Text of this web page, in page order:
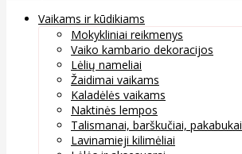
Vaikams ir kūdikiams
Mokykliniai reikmenys
Vaiko kambario dekoracijos
Lėlių nameliai
Žaidimai vaikams
Kaladėlės vaikams
Naktinės lempos
Talismanai, barškučiai, pakabukai
Lavinamieji kilimėliai